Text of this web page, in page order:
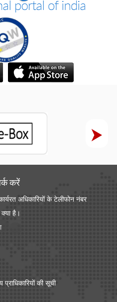
करें
अधिकारियों के टेलीफोन नंबर
है।
की सूची